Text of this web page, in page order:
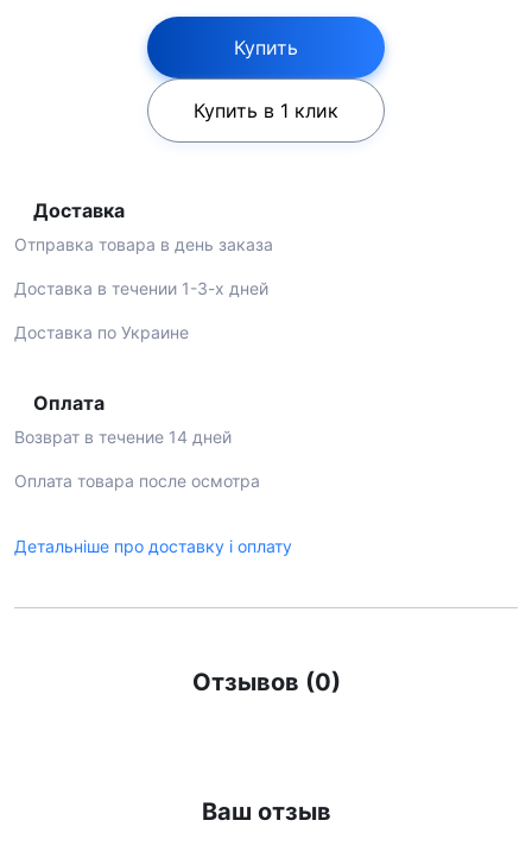
Купить
Купить в 1 клик
Доставка
Отправка товара в день заказа
Доставка в течении 1-3-х дней
Доставка по Украине
Оплата
Возврат в течение 14 дней
Оплата товара после осмотра
Детальніше про доставку і оплату
Отзывов (0)
Ваш отзыв